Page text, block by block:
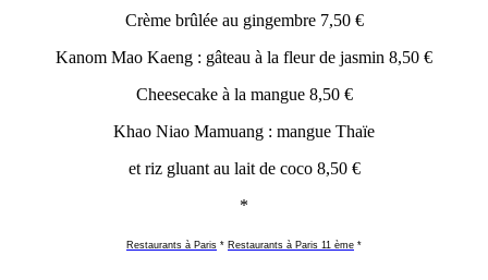
Crème brûlée au gingembre 7,50 €
Kanom Mao Kaeng : gâteau à la fleur de jasmin 8,50 €
Cheesecake à la mangue 8,50 €
Khao Niao Mamuang : mangue Thaïe
et riz gluant au lait de coco 8,50 €
*
Restaurants à Paris * Restaurants à Paris 11 ème *